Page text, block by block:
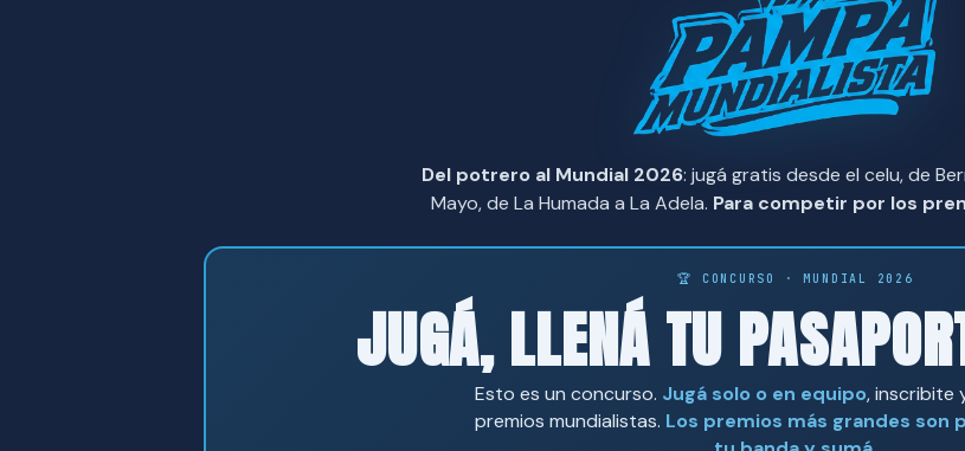
PAMPADel potrero al Mundial 2026: jugá gratis desde el celu, de
Mayo, de La Humada a La Adela. Para competir por los
🏆 CONCURSO · MUNDIAL 2026
JUGÁ, LLENÁ TU
Esto es un concurso. Jugá solo o en equipo, inscribite
premios mundialistas. Los premios más grandes son